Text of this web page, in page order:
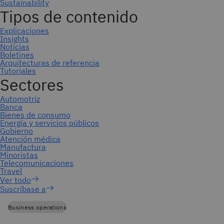
Suscríbase a
Business operations